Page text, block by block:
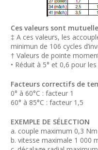
Ces valeurs sont
‡ A ces valeurs, les
minimun de 106 cycles
† Valeurs de pointe
• Réduit à 5° et 0,6 pour
Facteurs correctifs de
0° à 60°C : facteur 1
60° à 85°C : facteur 1,5
EXEMPLE DE SÉLECTION
a. couple maximum 0,3 Nm
b. vitesse maximale 1 000